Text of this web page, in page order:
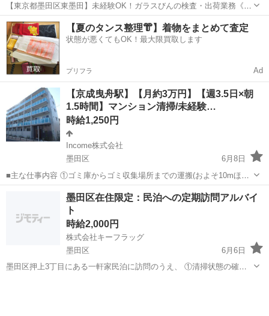
【東京都墨田区東墨田】未経験OK！ガラスびんの検査・出荷業務《お
仕事No.5A1224-JS》 お仕事について ガラスびんの検査・出荷業務で
す。製造されたガラスびんの不良品を除去、びんの種類に応じた検査
機器の調整、出荷方法...
東京 墨田区 京成曳舟駅 その他
【夏のタンス整理👘】着物をまとめて査定
状態が悪くてもOK！最大限買取します
プリフラ Ad
【京成曳舟駅】【月約3万円】【週3.5日×朝
1.5時間】マンション清掃/未経験…
時給1,250円
Income株式会社
墨田区
6月8日
■主な仕事内容 ①ゴミ庫からゴミ収集場所までの運搬(およそ10mほど
を１日約10個ほど) ②エントランス・エレベーター・廊下・非常階段・
駐車駐輪場などの共用部分と外構の清掃（時間内で可能な範囲） ③清
掃結果の報告（指定...
墨田区 その他 時給
墨田区在住限定：民泊への定期訪問アルバイ
ト
時給2,000円
株式会社キーフラッグ
墨田区
6月6日
墨田区押上3丁目にある一軒家民泊に訪問のうえ、 ①清掃状態の確認